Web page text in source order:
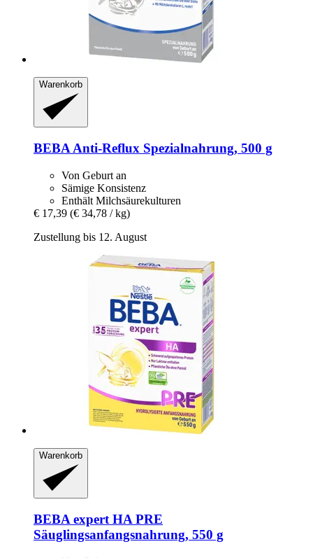
Warenkorb
BEBA Anti-​Reflux Spezialnahrung, 500 g
Von Geburt an
Sämige Konsistenz
Enthält Milchsäurekulturen
€ 17,39 (€ 34,78 / kg)
Zustellung bis 12. August
Warenkorb
BEBA expert HA PRE
Säuglingsanfangsnahrung, 550 g